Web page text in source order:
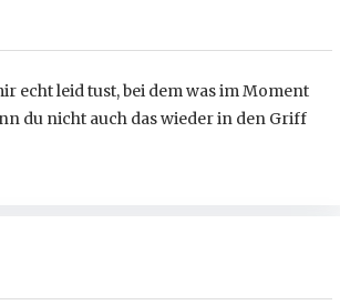
echt leid tust, bei dem was im Moment
du nicht auch das wieder in den Griff